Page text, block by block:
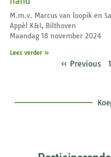
M.m.v. Marcus van loopik en
Appèl K&I, Bilthoven
Maandag 18 november 2024
Lees verder »
« Previous 1